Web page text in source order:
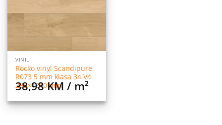
VINIL
Rocko vinyl Scandipure
R073 5 mm klasa 34 V4
295×1210 mm
38,98KM / m²